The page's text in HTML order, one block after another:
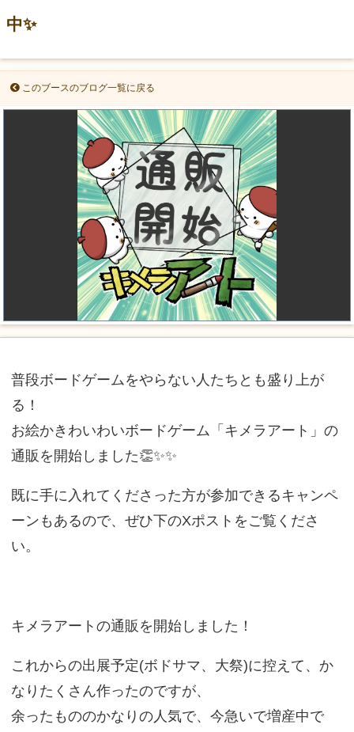
中✨
このブースのブログ一覧に戻る
普段ボードゲームをやらない人たちとも盛り上が
る！
お絵かきわいわいボードゲーム「キメラアート」の
通販を開始しました👏✨✨
既に手に入れてくださった方が参加できるキャンペ
ーンもあるので、ぜひ下のXポストをご覧くださ
い。
キメラアートの通販を開始しました！
これからの出展予定(ボドサマ、大祭)に控えて、か
なりたくさん作ったのですが、
余ったもののかなりの人気で、今急いで増産中で